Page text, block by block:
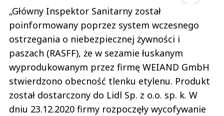
„Główny Inspektor Sanitarny został
poinformowany poprzez system wczesnego
ostrzegania o niebezpiecznej żywności i
paszach (RASFF), że w sezamie łuskanym
wyprodukowanym przez firmę WEIAND GmbH
stwierdzono obecność tlenku etylenu. Produkt
został dostarczony do Lidl Sp. z o.o. sp. k. W
dniu 23.12.2020 firmy rozpoczęły wycofywanie